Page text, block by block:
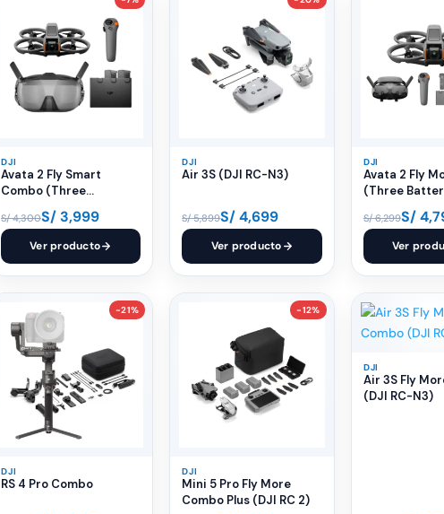
DJI
Avata 2 Fly Smart
Combo (Three
Batteries)
S/4,300S/3,999
Ver producto
DJI
Air 3S (DJI RC-N3)
S/5,899S/4,699
Ver producto
DJI
Avata 2 Fly
(Three
S/6,299S/
Ver
-21%
DJI
RS 4 Pro Combo
-12%
DJI
Mini 5 Pro Fly More
Combo Plus (DJI RC 2)
DJI
Air 3S Fly
(DJI RC-N3)